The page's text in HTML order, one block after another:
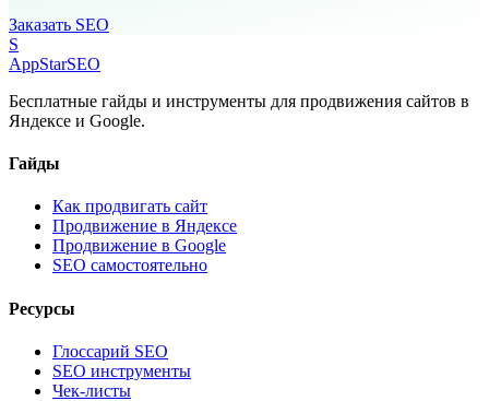
Заказать SEO
S
AppStarSEO
Бесплатные гайды и инструменты для продвижения сайтов в
Яндексе и Google.
Гайды
Как продвигать сайт
Продвижение в Яндексе
Продвижение в Google
SEO самостоятельно
Ресурсы
Глоссарий SEO
SEO инструменты
Чек-листы